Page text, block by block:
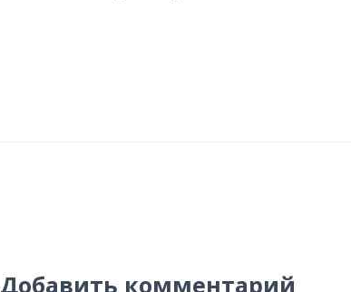
Добавить комментарий